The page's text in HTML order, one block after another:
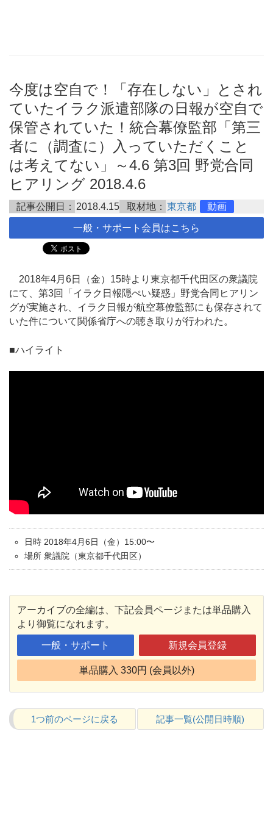
今度は空自で！「存在しない」とされ
ていたイラク派遣部隊の日報が空自で
保管されていた！統合幕僚監部「第三
者に（調査に）入っていただくこと
は考えてない」～4.6 第3回 野党合同
ヒアリング 2018.4.6
記事公開日： 2018.4.15 取材地： 東京都 動画
一般・サポート会員はこちら
2018年4月6日（金）15時より東京都千代田区の衆議院
にて、第3回「イラク日報隠ぺい疑惑」野党合同ヒアリン
グが実施され、イラク日報が航空幕僚監部にも保存されて
いた件について関係省庁への聴き取りが行われた。
■ハイライト
日時 2018年4月6日（金）15:00〜
場所 衆議院（東京都千代田区）
アーカイブの全編は、下記会員ページまたは単品購入
より御覧になれます。
一般・サポート 新規会員登録
単品購入 330円 (会員以外)
1つ前のページに戻る 記事一覧(公開日時順)